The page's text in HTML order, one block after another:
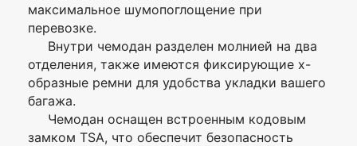
максимальное шумопоглощение при
перевозке.
Внутри чемодан разделен молнией на два
отделения, также имеются фиксирующие х-
образные ремни для удобства укладки вашего
багажа.
Чемодан оснащен встроенным кодовым
замком TSA, что обеспечит безопасность
Телескопическая
выдвижная
нескольких положениях
Ручка для
переноски
1 шт., сверху
Кодовый замок Да, встроенный TSA